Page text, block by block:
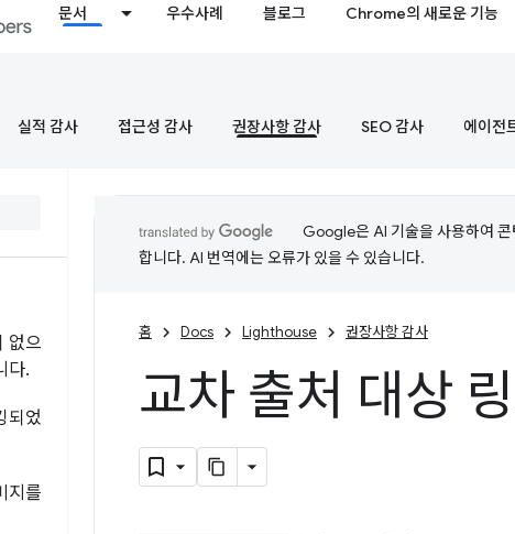
문서 우수사례 블로그 Chrome의 새로운 기능
실적 감사 접근성 감사 권장사항 감사 SEO 감사 에이전
없으
다.
되었
지를
Google은 AI 기술을 사용하여
합니다. AI 번역에는 오류가 있을 수 있습니다.
홈 Docs Lighthouse 권장사항 감사
교차 출처 대상